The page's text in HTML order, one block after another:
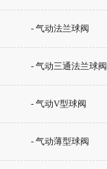
- 气动法兰球阀
- 气动三通法兰球阀
- 气动V型球阀
- 气动薄型球阀